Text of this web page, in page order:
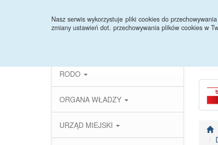
Nasz serwis wykorzystuje pliki cookies do
zmiany ustawień dot. przechowywania plików cookies w
RODO
ORGANA WŁADZY
URZĄD MIEJSKI